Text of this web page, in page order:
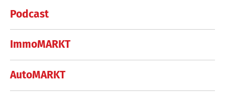
Podcast
ImmoMARKT
AutoMARKT